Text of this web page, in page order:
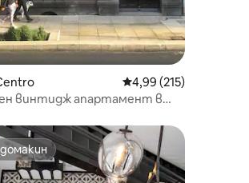
5, 160 отзива
Средна оценка: 4,99
4,99 (215)
винтидж апартамент в